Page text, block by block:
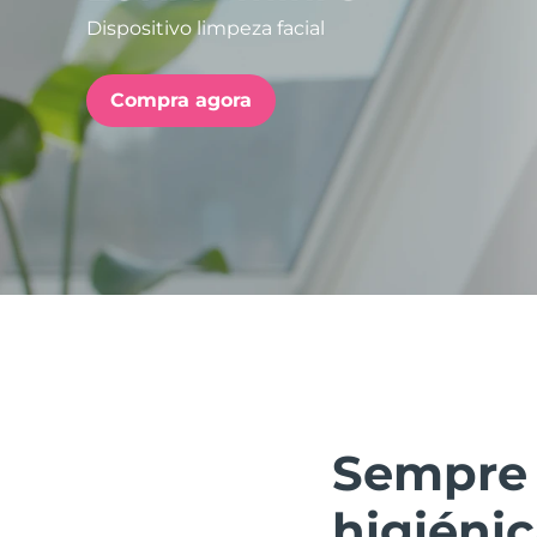
Dispositivo limpeza facial
Compra agora
issa™ Teeth Whitening Set
POPULAR